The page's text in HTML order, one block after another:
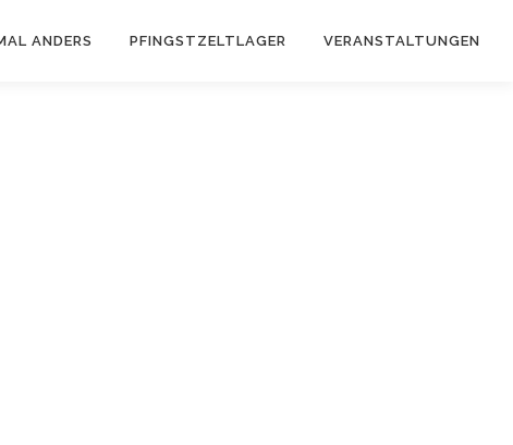
ANDERS PFINGSTZELTLAGER VERANSTALTUNGEN